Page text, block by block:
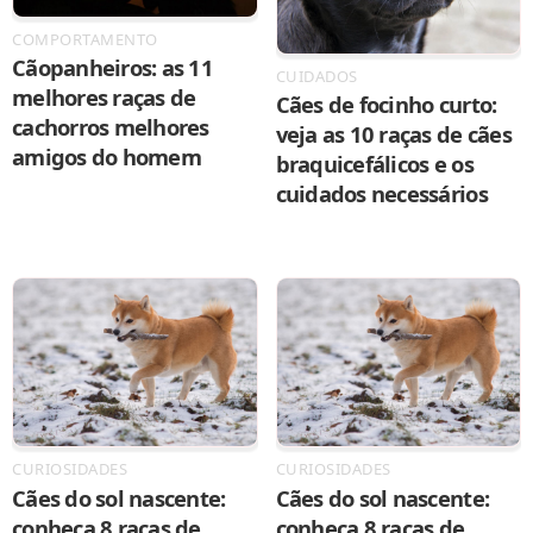
COMPORTAMENTO
Cãopanheiros: as 11
melhores raças de
cachorros melhores
amigos do homem
CUIDADOS
Cães de focinho curto:
veja as 10 raças de cães
braquicefálicos e os
cuidados necessários
CURIOSIDADES
Cães do sol nascente:
CURIOSIDADES
Cães do sol nascente: